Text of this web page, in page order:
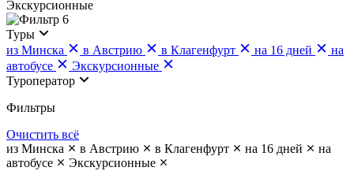
Экскурсионные
6
Туры
из Минска
в Австрию в Клагенфурт на 16 дней
на
автобусе
Экскурсионные
Туроператор
Фильтры
Очистить всё
из Минска
в Австрию в Клагенфурт на 16 дней
на
автобусе
Экскурсионные